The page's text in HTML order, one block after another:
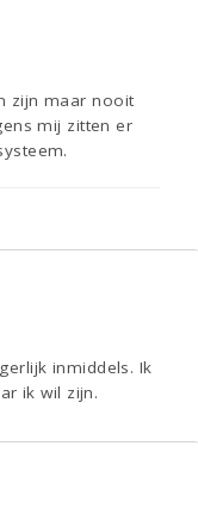
zijn maar nooit
mij zitten er
inmiddels. Ik
ik wil zijn.